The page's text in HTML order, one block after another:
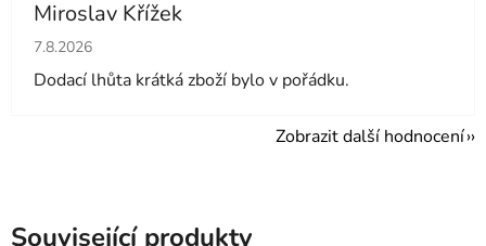
Miroslav Křížek
Hodnocení obchodu je 5 z 5 hvězdiček.
7.8.2026
Dodací lhůta krátká zboží bylo v pořádku.
Zobrazit další hodnocení
Související produkty